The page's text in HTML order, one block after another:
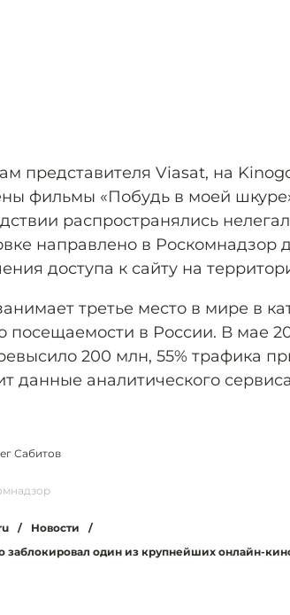
представителя Viasat, на
фильмы «Побудь в моей
распространялись
направлено в Роскомнадзор
доступа к сайту на
третье место в мире в
посещаемости в России. В мае
200 млн, 55% трафика
данные аналитического
Сабитов
/ Новости
/
заблокировал один из крупнейших онлайн-